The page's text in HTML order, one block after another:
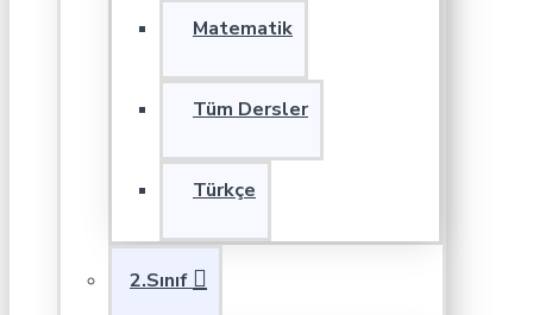
Matematik
Tüm Dersler
Türkçe
2.Sınıf